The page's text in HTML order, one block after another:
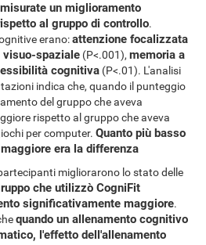
un miglioramento
al gruppo di controllo.
erano:attenzione focalizzata
visuo-spaziale (P<.001),memoria a
cognitiva (P<.01). L'analisi
indica che, quando il punteggio
del gruppo che aveva
rispetto al gruppo che aveva
per computer.Quanto più basso
era la differenza
migliorarono lo stato delle
che utilizzò CogniFit
significativamente maggiore.
quando un allenamento cognitivo
l'effetto dell'allenamento